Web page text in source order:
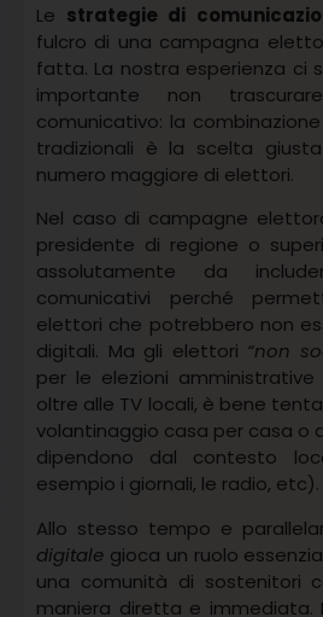
Le strategie di
fulcro di una campagna
fatta. La nostra esperienza ci
importante non
comunicativo: la
tradizionali è la scelta
numero maggiore di elettori.
Nel caso di campagne
presidente di regione o
assolutamente da
comunicativi perché
elettori che potrebbero non
digitali. Ma gli elettori “non
per le elezioni
oltre alle TV locali, è bene
volantinaggio casa per casa o
dipendono dal contesto
esempio i giornali, le radio, etc).
Allo stesso tempo e
digitale gioca un ruolo
una comunità di sostenitori
maniera diretta e immediata.